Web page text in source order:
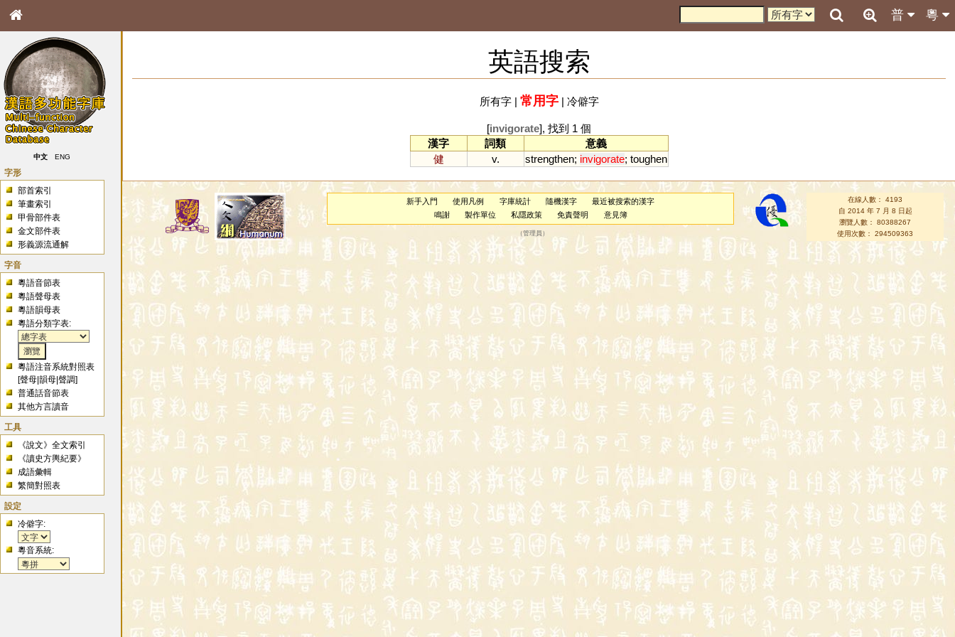
粵
普
中文 ENG
字形
部首索引
筆畫索引
甲骨部件表
金文部件表
形義源流通解
字音
粵語音節表
粵語聲母表
粵語韻母表
粵語分類字表:
粵語注音系統對照表
[聲母 |韻母 |聲調]
普通話音節表
其他方言讀音
工具
《說文》全文索引
《讀史方輿紀要》
成語彙輯
繁簡對照表
設定
冷僻字:
粵音系統:
英語搜索
所有字| 常用字| 冷僻字
[invigorate], 找到 1 個
漢字
詞類
意義
健
v. strengthen; invigorate; toughen
新手入門 使用凡例 字庫統計 隨機漢字
最近被搜索的漢字
鳴謝
製作單位 私隱政策 免責聲明 意見簿
（管理員 ）
在線人數： 4193
自 2014 年 7 月 8 日起
瀏覽人數： 80388267
使用次數： 294509363